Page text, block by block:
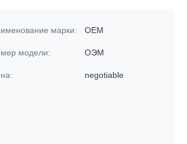
марки: OEM
модели: ОЭМ
negotiable